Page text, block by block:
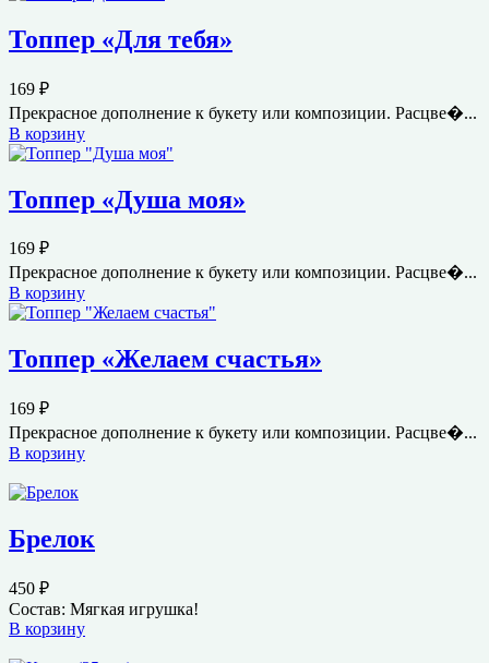
Топпер «Для тебя»
169 ₽
Прекрасное дополнение к букету или композиции. Расцве�...
В корзину
Топпер «Душа моя»
169 ₽
Прекрасное дополнение к букету или композиции. Расцве�...
В корзину
Топпер «Желаем счастья»
169 ₽
Прекрасное дополнение к букету или композиции. Расцве�...
В корзину
Брелок
450 ₽
Состав: Мягкая игрушка!
В корзину